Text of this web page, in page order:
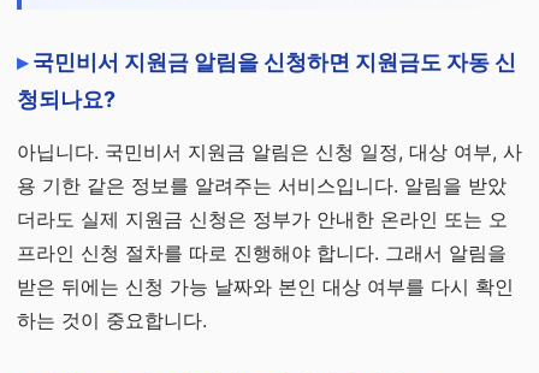
국민비서 지원금 알림을 신청하면 지원금도 자동 신
청되나요?
아닙니다. 국민비서 지원금 알림은 신청 일정, 대상 여부, 사
용 기한 같은 정보를 알려주는 서비스입니다. 알림을 받았
더라도 실제 지원금 신청은 정부가 안내한 온라인 또는 오
프라인 신청 절차를 따로 진행해야 합니다. 그래서 알림을
받은 뒤에는 신청 가능 날짜와 본인 대상 여부를 다시 확인
하는 것이 중요합니다.